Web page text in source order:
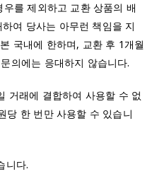
를 제외하고 교환 상품의 배
여 당사는 아무런 책임을 지
국내에 한하며, 교환 후 1개월
의에는 응대하지 않습니다.
거래에 결합하여 사용할 수 없
당 한 번만 사용할 수 있습니
니다.